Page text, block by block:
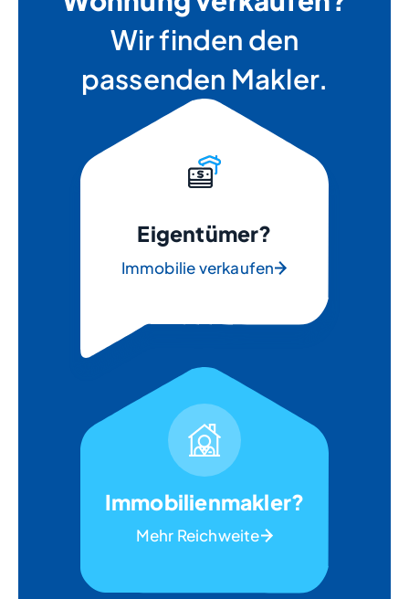
Wir finden den
passenden Makler.
Eigentümer?
Immobilie verkaufen
Immobilienmakler?
Mehr Reichweite